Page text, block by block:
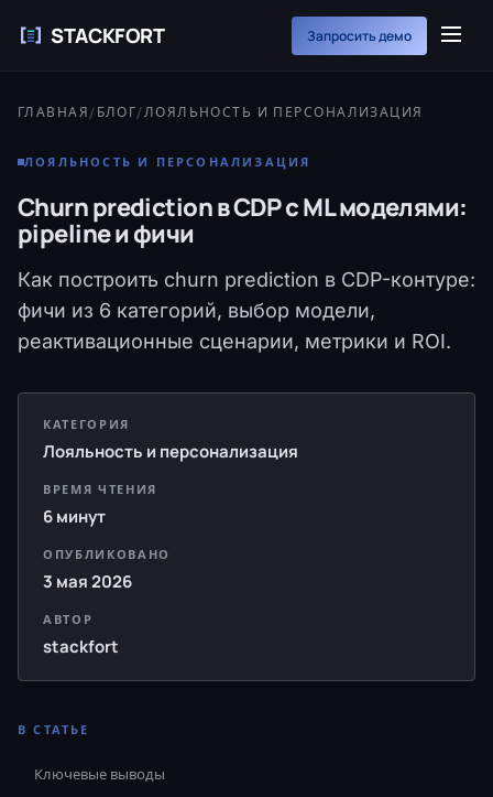
STACKFORT Запросить демо
ГЛАВНАЯ/ БЛОГ/ЛОЯЛЬНОСТЬ И ПЕРСОНАЛИЗАЦИЯ
ЛОЯЛЬНОСТЬ И ПЕРСОНАЛИЗАЦИЯ
Churn prediction в CDP с ML моделями:
pipeline и фичи
Как построить churn prediction в CDP-контуре:
фичи из 6 категорий, выбор модели,
реактивационные сценарии, метрики и ROI.
КАТЕГОРИЯ
Лояльность и персонализация
ВРЕМЯ ЧТЕНИЯ
6 минут
ОПУБЛИКОВАНО
3 мая 2026
АВТОР
stackfort
В СТАТЬЕ
Ключевые выводы